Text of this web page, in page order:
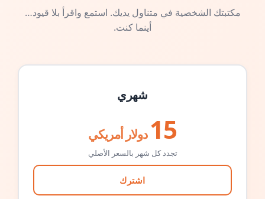
مكتبتك الشخصية في متناول يديك. استمع واقرأ بلا قيود…
أينما كنت.
شهري
15 دولار أمريكي
تجدد كل شهر بالسعر الأصلي
اشترك